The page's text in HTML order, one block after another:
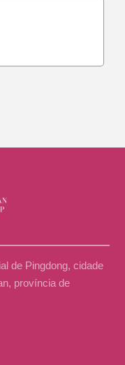
de Pingdong, cidade
província de